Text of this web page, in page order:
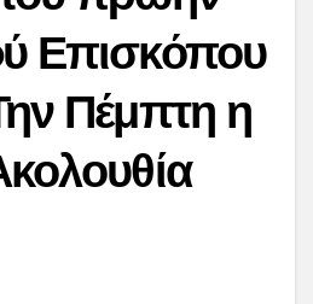
Επισκόπου
Πέμπτη η